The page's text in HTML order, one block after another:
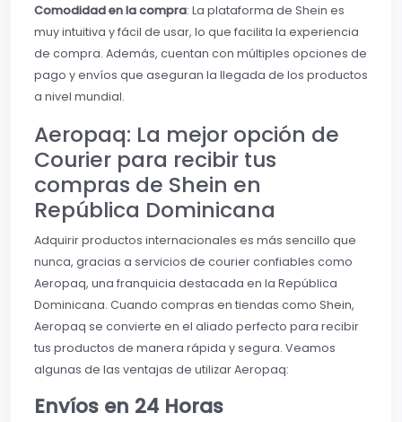
Comodidad en la compra: La plataforma de Shein es
muy intuitiva y fácil de usar, lo que facilita la experiencia
de compra. Además, cuentan con múltiples opciones de
pago y envíos que aseguran la llegada de los productos
a nivel mundial.
Aeropaq: La mejor opción de
Courier para recibir tus
compras de Shein en
República Dominicana
Adquirir productos internacionales es más sencillo que
nunca, gracias a servicios de courier confiables como
Aeropaq, una franquicia destacada en la República
Dominicana. Cuando compras en tiendas como Shein,
Aeropaq se convierte en el aliado perfecto para recibir
tus productos de manera rápida y segura. Veamos
algunas de las ventajas de utilizar Aeropaq:
Envíos en 24 Horas